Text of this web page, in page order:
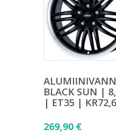
BLACK SUN |
| ET35 | KR72,6
269,90 €